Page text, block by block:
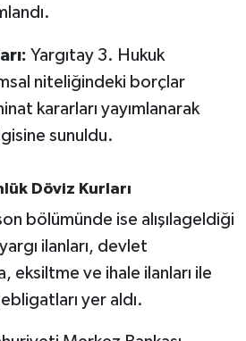
Yargıtay 3. Hukuk
niteliğindeki borçlar
kararları yayımlanarak
sunuldu.
Döviz Kurları
bölümünde ise alışılageldiği
ilanları, devlet
eksiltme ve ihale ilanları ile
yer aldı.